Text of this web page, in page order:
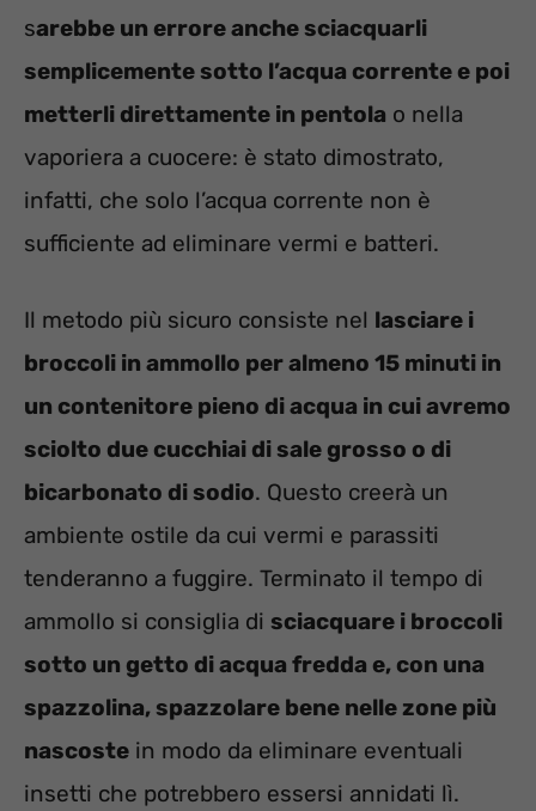
sarebbe un errore anche sciacquarli
semplicemente sotto l’acqua corrente e poi
metterli direttamente in pentola o nella
vaporiera a cuocere: è stato dimostrato,
infatti, che solo l’acqua corrente non è
sufficiente ad eliminare vermi e batteri.
Il metodo più sicuro consiste nel lasciare i
broccoli in ammollo per almeno 15 minuti in
un contenitore pieno di acqua in cui avremo
sciolto due cucchiai di sale grosso o di
bicarbonato di sodio. Questo creerà un
ambiente ostile da cui vermi e parassiti
tenderanno a fuggire. Terminato il tempo di
ammollo si consiglia di sciacquare i broccoli
sotto un getto di acqua fredda e, con una
spazzolina, spazzolare bene nelle zone più
nascoste in modo da eliminare eventuali
insetti che potrebbero essersi annidati lì.